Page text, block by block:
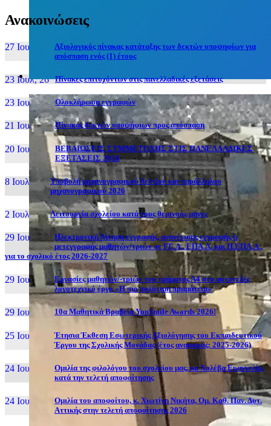
Ανακοινώσεις
27 Ιουν, 26
Αξιολογικός πίνακας κατάταξης των δεκτών υποψηφίων για
απόσπαση ενός (1) έτους
23 Ιουλ, 26 Πίνακες επιτυχόντων στις πανελλαδικές εξετάσεις
23 Ιουλ, 26 Ολοκλήρωση εγγραφών
21 Ιουλ, 26 Πίνακας δεκτών υποψήφιων προς απόσπαση
20 Ιουλ, 26
ΒΕΒΑΙΩΣΕΙΣ ΣΥΜΜΕΤΟΧΗΣ ΣΤΙΣ ΠΑΝΕΛΛΑΔΙΚΕΣ
ΕΞΕΤΑΣΕΙΣ 2026
8 Ιουλ, 26
Υποβολή μηχανογραφικού δελτίου και παράλληλου
μηχανογραφικού 2026
2 Ιουλ, 26 Λειτουργία σχολείου κατά τους θερινούς μήνες
29 Ιουν, 26
Ηλεκτρονική Αίτηση εγγραφής, ανανέωσης εγγραφής ή
μετεγγραφής μαθητών/τριών σε ΓΕ.Λ., ΕΠΑ.Λ. και Π.ΕΠΑ.Λ.,
για το σχολικό έτος 2026-2027
29 Ιουν, 26
Εργασίες μαθητών/-τριών του τμήματος Α4 στο αυτοτελές
λογοτεχνικό έργο «Η πιο πολύτιμη πραμάτεια»
29 Ιουν, 26 10α Μαθητικά Βραβεία YouSmile Awards 2026!
25 Ιουν, 26
Έτησια Έκθεση Εσωτερικής Αξιολόγησης του Εκπαιδευτικού
Έργου της Σχολικής Μονάδας (έτος αναφοράς: 2025-2026)
24 Ιουν, 26
Ομιλία της φιλολόγου του σχολείου μας, κα Χολέβα Ευαγγελία,
κατά την τελετή αποφοίτησης
24 Ιουν, 26
Ομιλία του αποφοίτου, κ. Χιωτίνη Νικήτα, Ομ. Καθ. Παν. Δυτ.
Αττικής στην τελετή αποφοίτησης 2026